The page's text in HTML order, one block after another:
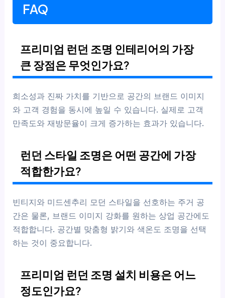
FAQ
프리미엄 런던 조명 인테리어의 가장
큰 장점은 무엇인가요?
희소성과 진짜 가치를 기반으로 공간의 브랜드 이미지
와 고객 경험을 동시에 높일 수 있습니다. 실제로 고객
만족도와 재방문율이 크게 증가하는 효과가 있습니다.
런던 스타일 조명은 어떤 공간에 가장
적합한가요?
빈티지와 미드센추리 모던 스타일을 선호하는 주거 공
간은 물론, 브랜드 이미지 강화를 원하는 상업 공간에도
적합합니다. 공간별 맞춤형 밝기와 색온도 조명을 선택
하는 것이 중요합니다.
프리미엄 런던 조명 설치 비용은 어느
정도인가요?